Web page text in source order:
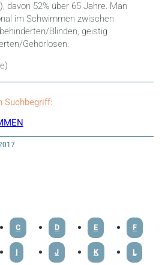
davon 52% über 65 Jahre. Man
im Schwimmen zwischen
Blinden, geistig
Gehörlosen.
Suchbegriff:
C D E F
I J K L